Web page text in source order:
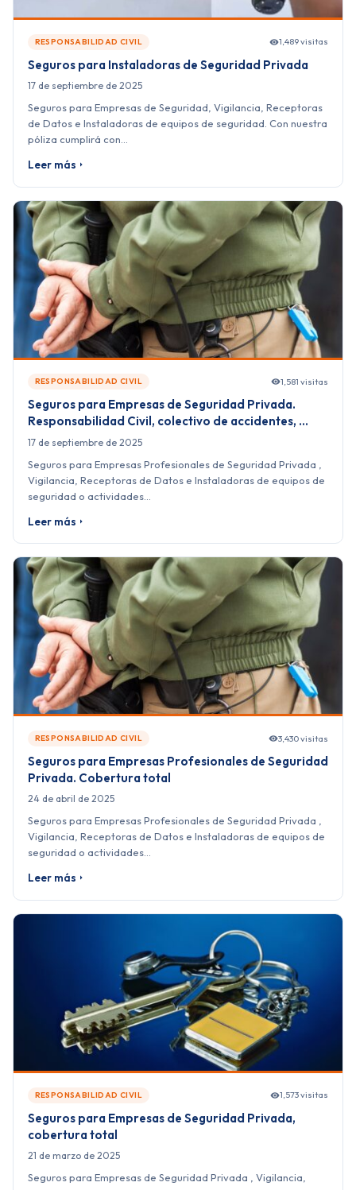
RESPONSABILIDAD CIVIL 1,489 visitas
Seguros para Instaladoras de Seguridad Privada
17 de septiembre de 2025
Seguros para Empresas de Seguridad, Vigilancia, Receptoras
de Datos e Instaladoras de equipos de seguridad. Con nuestra
póliza cumplirá con…
Leer más
RESPONSABILIDAD CIVIL 1,581 visitas
Seguros para Empresas de Seguridad Privada.
Responsabilidad Civil, colectivo de accidentes, …
17 de septiembre de 2025
Seguros para Empresas Profesionales de Seguridad Privada ,
Vigilancia, Receptoras de Datos e Instaladoras de equipos de
seguridad o actividades…
Leer más
RESPONSABILIDAD CIVIL 3,430 visitas
Seguros para Empresas Profesionales de Seguridad
Privada. Cobertura total
24 de abril de 2025
Seguros para Empresas Profesionales de Seguridad Privada ,
Vigilancia, Receptoras de Datos e Instaladoras de equipos de
seguridad o actividades…
Leer más
RESPONSABILIDAD CIVIL 1,573 visitas
Seguros para Empresas de Seguridad Privada,
cobertura total
21 de marzo de 2025
Seguros para Empresas de Seguridad Privada , Vigilancia,